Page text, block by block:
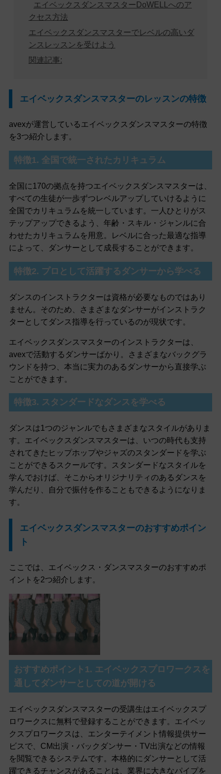
エイベックスダンスマスターDoWELLへのア
クセス方法
エイベックスダンスマスターでレベルの高いダ
ンスレッスンを受けよう
関連記事:
エイベックスダンスマスターのレッスンの特徴
avexが運営しているエイベックスダンスマスターの特徴
を3つ紹介します。
特徴1. 全国で統一されたカリキュラム
全国に170の拠点を持つエイベックスダンスマスターは、
すべての生徒が一歩ずつレベルアップしていけるように
全国でカリキュラムを統一しています。一人ひとりがス
テップアップできるよう、年齢・スキル・ジャンルに合
わせたカリキュラムを用意。レベルに合った最適な指導
によって、ダンサーとして成長することができます。
特徴2. プロとして活躍するダンサーから学べる
ダンスのインストラクターは資格が必要なものではあり
ません。そのため、さまざまなダンサーがインストラク
ターとしてダンス指導を行っているのが現状です。
エイベックスダンスマスターのインストラクターは、
avexで活動するダンサーばかり。さまざまなバックグラ
ウンドを持つ、本当に実力のあるダンサーから直接学ぶ
ことができます。
特徴3. スタンダードなダンスを学べる
ダンスは1つのジャンルでもさまざまなスタイルがありま
す。エイベックスダンスマスターは、いつの時代も支持
されてきたヒップホップやジャズのスタンダードを学ぶ
ことができるスクールです。スタンダードなスタイルを
学んでおけば、そこからオリジナリティのあるダンスを
学んだり、自分で振付を作ることもできるようになりま
す。
エイベックスダンスマスターのおすすめポイン
ト
ここでは、エイベックス・ダンスマスターのおすすめポ
イントを2つ紹介します。
おすすめポイント1. エイベックスプロワークスを
通してダンサーとしての道が開ける
エイベックスダンスマスターの受講生はエイベックスプ
ロワークスに無料で登録することができます。エイベッ
クスプロワークスは、エンターテイメント情報提供サー
ビスで、CM出演・バックダンサー・TV出演などの情報
を閲覧できるシステムです。本格的にダンサーとして活
躍できるチャンスがあることは、業界に大きなパイプを